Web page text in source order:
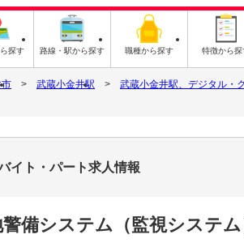
探す 路線・駅から探す 職種から探す 特徴から探
武蔵小金井駅 武蔵小金井駅、デジタル・
イト・パート求人情報
備システム（監視システム